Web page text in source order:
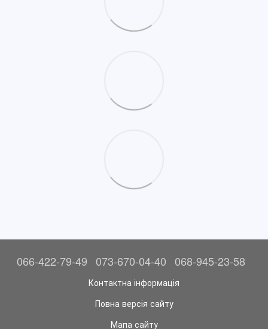
066-422-79-49 073-670-04-40 068-945-23-58
Контактна інформація
Повна версія сайту
Мапа сайту